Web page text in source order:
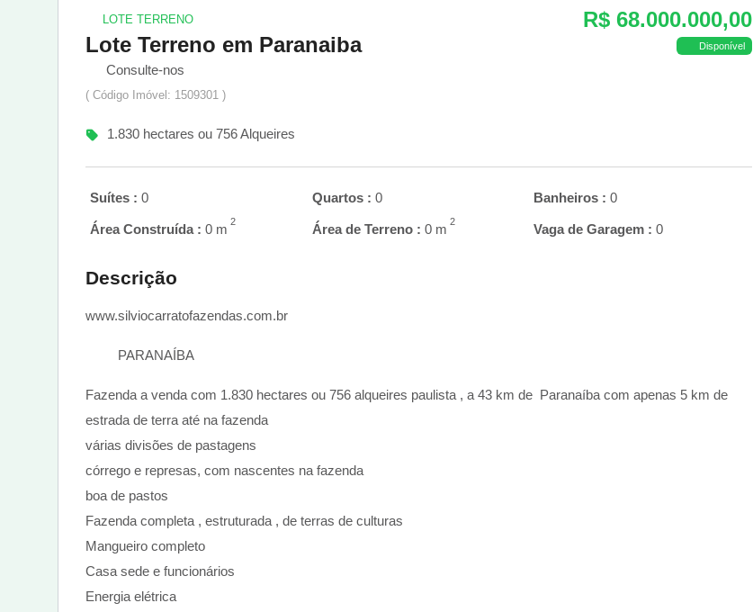
LOTE TERRENO
Lote Terreno em Paranaiba
Consulte-nos
( Código Imóvel: 1509301 )
R$ 68.000.000,00
Disponível
1.830 hectares ou 756 Alqueires
Suítes : 0 Quartos : 0 Banheiros : 0
Área Construída : 0 m 2 Área de Terreno : 0 m 2 Vaga de Garagem : 0
Descrição
www.silviocarratofazendas.com.br
PARANAÍBA
Fazenda a venda com 1.830 hectares ou 756 alqueires paulista , a 43 km de Paranaíba com apenas 5 km de
estrada de terra até na fazenda
várias divisões de pastagens
córrego e represas, com nascentes na fazenda
boa de pastos
Fazenda completa , estruturada , de terras de culturas
Mangueiro completo
Casa sede e funcionários
Energia elétrica